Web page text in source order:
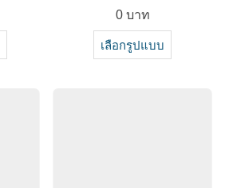
0 บาท
เลือกรูปแบบ